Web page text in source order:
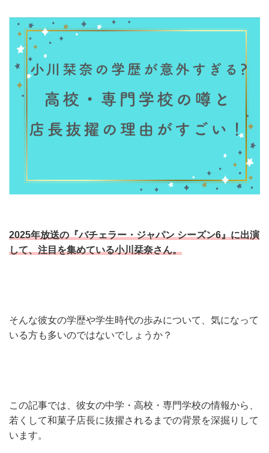
2025年放送の『バチェラー・ジャパン シーズン6』に出演
して、注目を集めている小川栞奈さん。
そんな彼女の学歴や学生時代の歩みについて、気になって
いる方も多いのではないでしょうか？
この記事では、彼女の中学・高校・専門学校の情報から、
若くして和菓子店長に抜擢されるまでの背景を深掘りして
います。